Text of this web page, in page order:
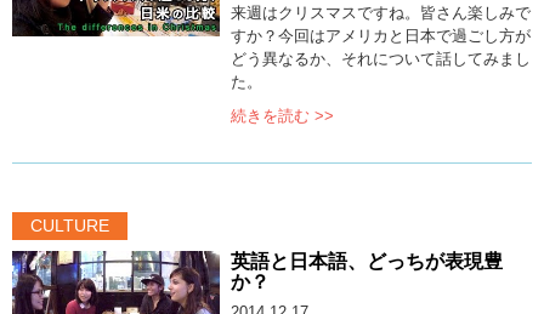
来週はクリスマスですね。皆さん楽しみで
すか？今回はアメリカと日本で過ごし方が
どう異なるか、それについて話してみまし
た。
続きを読む >>
CULTURE
英語と日本語、どっちが表現豊
か？